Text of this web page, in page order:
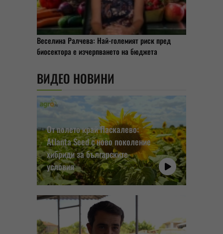
Веселина Ралчева: Най-големият риск пред
биосектора е изчерпването на бюджета
ВИДЕО НОВИНИ
От полето край Паскалево:
Atlanta Seed с ново поколение
хибриди за българските
условия